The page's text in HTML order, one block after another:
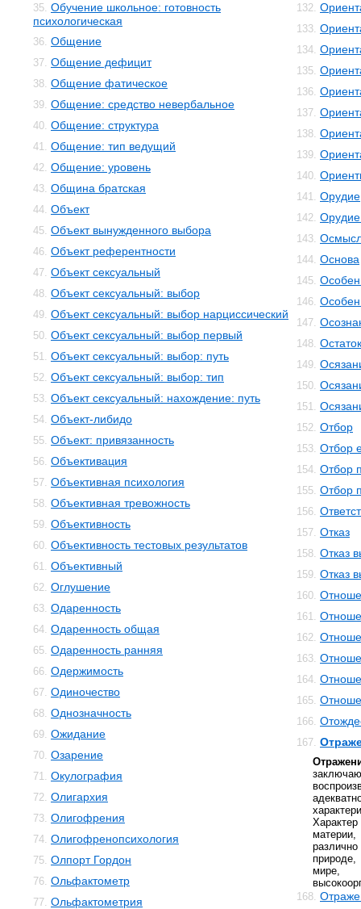
35. Обучение школьное: готовность
психологическая
36. Общение
37. Общение дефицит
38. Общение фатическое
39. Общение: средство невербальное
40. Общение: структура
41. Общение: тип ведущий
42. Общение: уровень
43. Община братская
44. Объект
45. Объект вынужденного выбора
46. Объект референтности
47. Объект сексуальный
48. Объект сексуальный: выбор
49. Объект сексуальный: выбор нарциссический
50. Объект сексуальный: выбор первый
51. Объект сексуальный: выбор: путь
52. Объект сексуальный: выбор: тип
53. Объект сексуальный: нахождение: путь
54. Объект-либидо
55. Объект: привязанность
56. Объективация
57. Объективная психология
58. Объективная тревожность
59. Объективность
60. Объективность тестовых результатов
61. Объективный
62. Оглушение
63. Одаренность
64. Одаренность общая
65. Одаренность ранняя
66. Одержимость
67. Одиночество
68. Однозначность
69. Ожидание
70. Озарение
71. Окулография
72. Олигархия
73. Олигофрения
74. Олигофренопсихология
75. Олпорт Гордон
76. Ольфактометр
77. Ольфактометрия
132.
133.
134.
135.
136.
137.
138.
139.
140.
141. Орудие
142. Орудие
143.
144. Основа
145.
146.
147.
148.
149.
150.
151.
152. Отбор
153. Отбор
154. Отбор
155. Отбор
156.
157. Отказ
158. Отказ
159. Отказ
160.
161.
162.
163.
164.
165.
166.
167.
мире,
168.